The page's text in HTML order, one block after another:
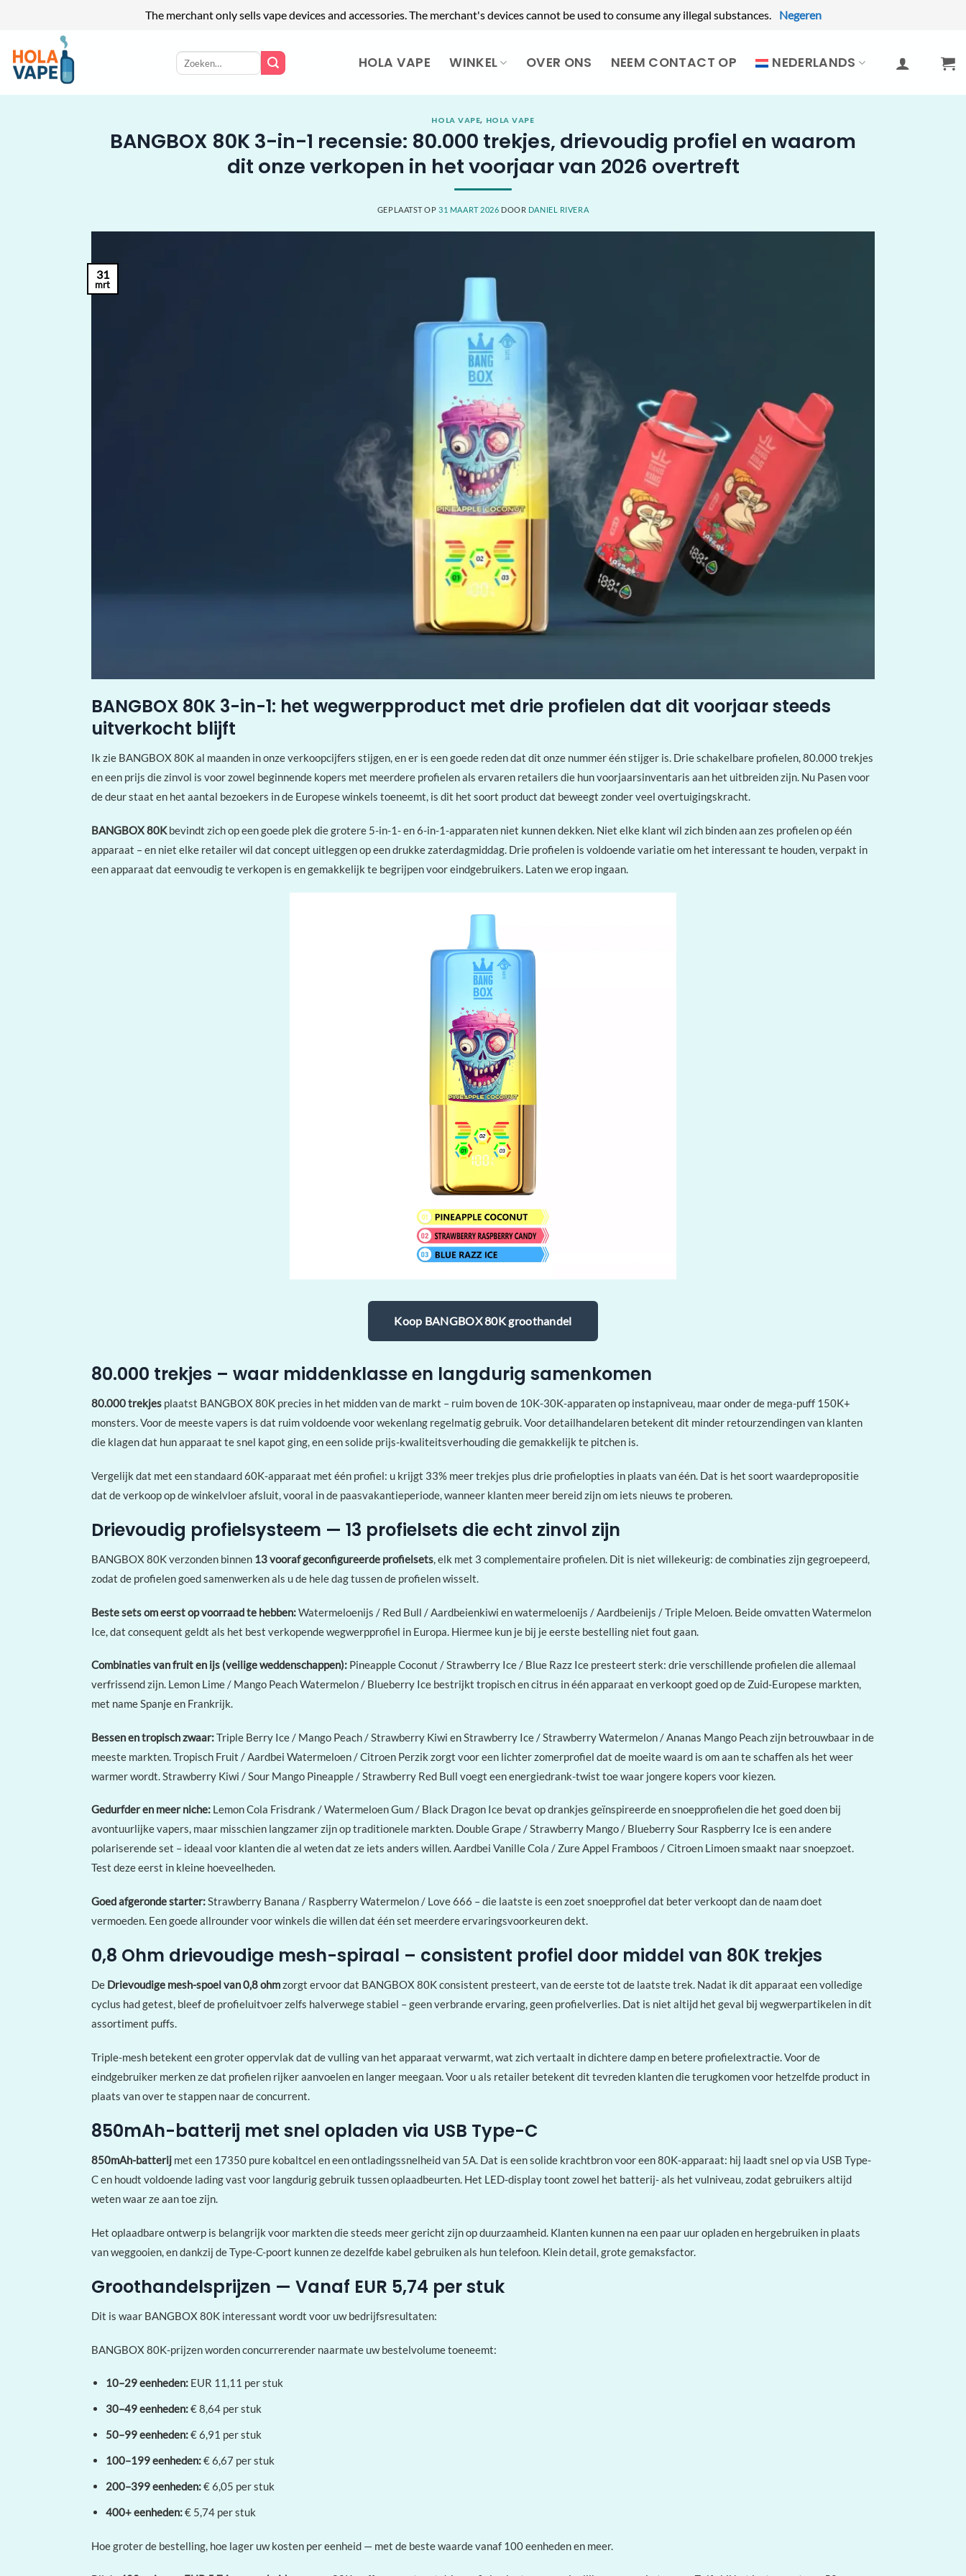
The merchant only sells vape devices and accessories. The merchant's devices cannot be used to consume any illegal substances.
Negeren
naar
inhoud
Zoeken
naar:
HOLA VAPE WINKEL OVER ONS NEEM CONTACT OP NEDERLANDS
HOLA VAPE, HOLA VAPE
BANGBOX 80K 3-in-1 recensie: 80.000 trekjes, drievoudig profiel en waarom
dit onze verkopen in het voorjaar van 2026 overtreft
GEPLAATST OP31 MAART 2026 DOOR DANIEL RIVERA
31
mrt
BANGBOX 80K 3-in-1: het wegwerpproduct met drie profielen dat dit voorjaar steeds
uitverkocht blijft
Ik zie BANGBOX 80K al maanden in onze verkoopcijfers stijgen, en er is een goede reden dat dit onze nummer één stijger is. Drie schakelbare profielen, 80.000 trekjes
en een prijs die zinvol is voor zowel beginnende kopers met meerdere profielen als ervaren retailers die hun voorjaarsinventaris aan het uitbreiden zijn. Nu Pasen voor
de deur staat en het aantal bezoekers in de Europese winkels toeneemt, is dit het soort product dat beweegt zonder veel overtuigingskracht.
BANGBOX 80Kbevindt zich op een goede plek die grotere 5-in-1- en 6-in-1-apparaten niet kunnen dekken. Niet elke klant wil zich binden aan zes profielen op één
apparaat – en niet elke retailer wil dat concept uitleggen op een drukke zaterdagmiddag. Drie profielen is voldoende variatie om het interessant te houden, verpakt in
een apparaat dat eenvoudig te verkopen is en gemakkelijk te begrijpen voor eindgebruikers. Laten we erop ingaan.
Koop BANGBOX 80K groothandel
80.000 trekjes – waar middenklasse en langdurig samenkomen
80.000 trekjes plaatst BANGBOX 80K precies in het midden van de markt – ruim boven de 10K-30K-apparaten op instapniveau, maar onder de mega-puff 150K+
monsters. Voor de meeste vapers is dat ruim voldoende voor wekenlang regelmatig gebruik. Voor detailhandelaren betekent dit minder retourzendingen van klanten
die klagen dat hun apparaat te snel kapot ging, en een solide prijs-kwaliteitsverhouding die gemakkelijk te pitchen is.
Vergelijk dat met een standaard 60K-apparaat met één profiel: u krijgt 33% meer trekjes plus drie profielopties in plaats van één. Dat is het soort waardepropositie
dat de verkoop op de winkelvloer afsluit, vooral in de paasvakantieperiode, wanneer klanten meer bereid zijn om iets nieuws te proberen.
Drievoudig profielsysteem — 13 profielsets die echt zinvol zijn
BANGBOX 80K verzonden binnen 13 vooraf geconfigureerde profielsets, elk met 3 complementaire profielen. Dit is niet willekeurig: de combinaties zijn gegroepeerd,
zodat de profielen goed samenwerken als u de hele dag tussen de profielen wisselt.
Beste sets om eerst op voorraad te hebben:Watermeloenijs / Red Bull / Aardbeienkiwi en watermeloenijs / Aardbeienijs / Triple Meloen. Beide omvatten Watermelon
Ice, dat consequent geldt als het best verkopende wegwerpprofiel in Europa. Hiermee kun je bij je eerste bestelling niet fout gaan.
Combinaties van fruit en ijs (veilige weddenschappen): Pineapple Coconut / Strawberry Ice / Blue Razz Ice presteert sterk: drie verschillende profielen die allemaal
verfrissend zijn. Lemon Lime / Mango Peach Watermelon / Blueberry Ice bestrijkt tropisch en citrus in één apparaat en verkoopt goed op de Zuid-Europese markten,
met name Spanje en Frankrijk.
Bessen en tropisch zwaar:Triple Berry Ice / Mango Peach / Strawberry Kiwi en Strawberry Ice / Strawberry Watermelon / Ananas Mango Peach zijn betrouwbaar in de
meeste markten. Tropisch Fruit / Aardbei Watermeloen / Citroen Perzik zorgt voor een lichter zomerprofiel dat de moeite waard is om aan te schaffen als het weer
warmer wordt. Strawberry Kiwi / Sour Mango Pineapple / Strawberry Red Bull voegt een energiedrank-twist toe waar jongere kopers voor kiezen.
Gedurfder en meer niche: Lemon Cola Frisdrank / Watermeloen Gum / Black Dragon Ice bevat op drankjes geïnspireerde en snoepprofielen die het goed doen bij
avontuurlijke vapers, maar misschien langzamer zijn op traditionele markten. Double Grape / Strawberry Mango / Blueberry Sour Raspberry Ice is een andere
polariserende set – ideaal voor klanten die al weten dat ze iets anders willen. Aardbei Vanille Cola / Zure Appel Framboos / Citroen Limoen smaakt naar snoepzoet.
Test deze eerst in kleine hoeveelheden.
Goed afgeronde starter:Strawberry Banana / Raspberry Watermelon / Love 666 – die laatste is een zoet snoepprofiel dat beter verkoopt dan de naam doet
vermoeden. Een goede allrounder voor winkels die willen dat één set meerdere ervaringsvoorkeuren dekt.
0,8 Ohm drievoudige mesh-spiraal – consistent profiel door middel van 80K trekjes
De Drievoudige mesh-spoel van 0,8 ohmzorgt ervoor dat BANGBOX 80K consistent presteert, van de eerste tot de laatste trek. Nadat ik dit apparaat een volledige
cyclus had getest, bleef de profieluitvoer zelfs halverwege stabiel – geen verbrande ervaring, geen profielverlies. Dat is niet altijd het geval bij wegwerpartikelen in dit
assortiment puffs.
Triple-mesh betekent een groter oppervlak dat de vulling van het apparaat verwarmt, wat zich vertaalt in dichtere damp en betere profielextractie. Voor de
eindgebruiker merken ze dat profielen rijker aanvoelen en langer meegaan. Voor u als retailer betekent dit tevreden klanten die terugkomen voor hetzelfde product in
plaats van over te stappen naar de concurrent.
850mAh-batterij met snel opladen via USB Type-C
850mAh-batterij met een 17350 pure kobaltcel en een ontladingssnelheid van 5A. Dat is een solide krachtbron voor een 80K-apparaat: hij laadt snel op via USB Type-
C en houdt voldoende lading vast voor langdurig gebruik tussen oplaadbeurten. Het LED-display toont zowel het batterij- als het vulniveau, zodat gebruikers altijd
weten waar ze aan toe zijn.
Het oplaadbare ontwerp is belangrijk voor markten die steeds meer gericht zijn op duurzaamheid. Klanten kunnen na een paar uur opladen en hergebruiken in plaats
van weggooien, en dankzij de Type-C-poort kunnen ze dezelfde kabel gebruiken als hun telefoon. Klein detail, grote gemaksfactor.
Groothandelsprijzen — Vanaf EUR 5,74 per stuk
Dit is waar BANGBOX 80K interessant wordt voor uw bedrijfsresultaten:
BANGBOX 80K-prijzen worden concurrerender naarmate uw bestelvolume toeneemt:
10–29 eenheden:EUR 11,11 per stuk
30–49 eenheden:€ 8,64 per stuk
50–99 eenheden:€ 6,91 per stuk
100–199 eenheden:€ 6,67 per stuk
200–399 eenheden:€ 6,05 per stuk
400+ eenheden:€ 5,74 per stuk
Hoe groter de bestelling, hoe lager uw kosten per eenheid — met de beste waarde vanaf 100 eenheden en meer.